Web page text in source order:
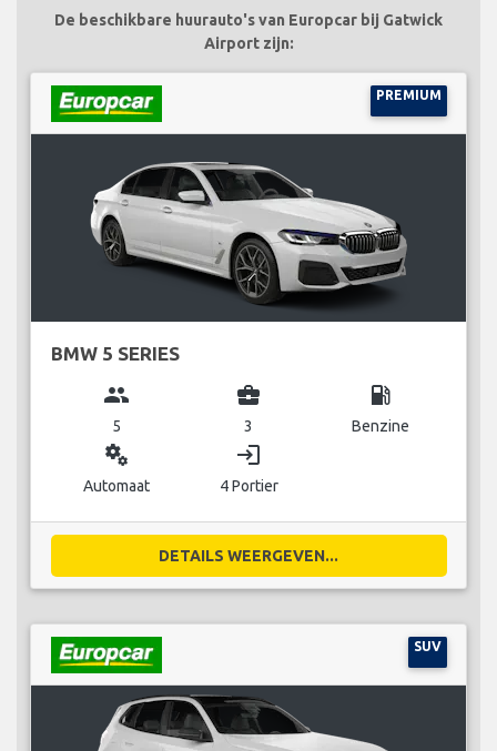
De beschikbare huurauto's van Europcar bij Gatwick
Airport zijn:
PREMIUM
BMW 5 SERIES
group
5
business_center
3
local_gas_station
Benzine
miscellaneous_services
Automaat
login
4 Portier
DETAILS WEERGEVEN...
SUV